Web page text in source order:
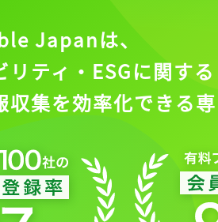
Japanは、
リティ・ESGに関する
収集を効率化できる